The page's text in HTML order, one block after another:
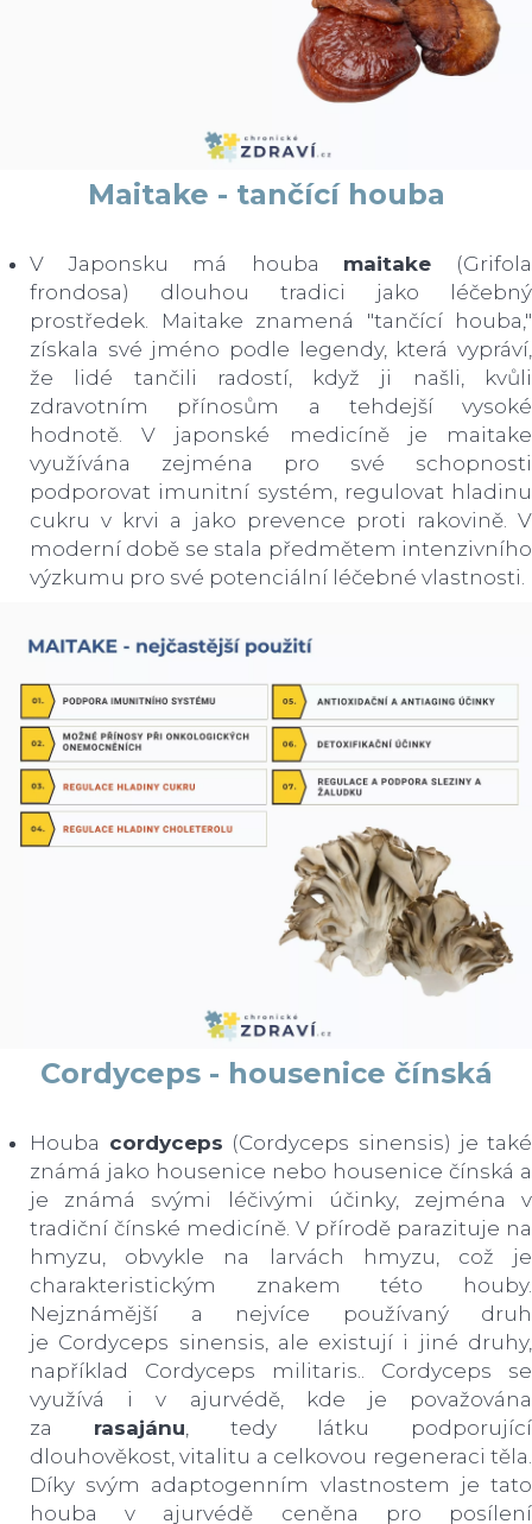
Maitake - tančící houba
V Japonsku má houba maitake (Grifola
frondosa) dlouhou tradici jako léčebný
prostředek. Maitake znamená "tančící houba,"
získala své jméno podle legendy, která vypráví,
že lidé tančili radostí, když ji našli, kvůli
zdravotním přínosům a tehdejší vysoké
hodnotě. V japonské medicíně je maitake
využívána zejména pro své schopnosti
podporovat imunitní systém, regulovat hladinu
cukru v krvi a jako prevence proti rakovině. V
moderní době se stala předmětem intenzivního
výzkumu pro své potenciální léčebné vlastnosti.
Cordyceps - housenice čínská
Houba cordyceps (Cordyceps sinensis) je také
známá jako housenice nebo housenice čínská a
je známá svými léčivými účinky, zejména v
tradiční čínské medicíně. V přírodě parazituje na
hmyzu, obvykle na larvách hmyzu, což je
charakteristickým znakem této houby.
Nejznámější a nejvíce používaný druh
je Cordyceps sinensis, ale existují i jiné druhy,
například Cordyceps militaris.. Cordyceps se
využívá i v ajurvédě, kde je považována
za rasajánu , tedy látku podporující
dlouhověkost, vitalitu a celkovou regeneraci těla.
Díky svým adaptogenním vlastnostem je tato
houba v ajurvédě ceněna pro posílení